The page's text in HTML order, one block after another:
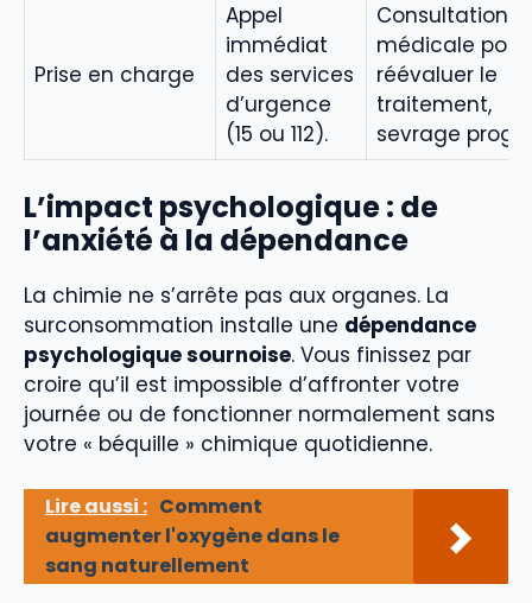
Prise en charge
Appel
immédiat
des services
d’urgence
(15 ou 112).
Consultation
médicale pour
réévaluer le
traitement,
sevrage
L’impact psychologique : de
l’anxiété à la dépendance
La chimie ne s’arrête pas aux organes. La
surconsommation installe une dépendance
psychologique sournoise. Vous finissez par
croire qu’il est impossible d’affronter votre
journée ou de fonctionner normalement sans
votre « béquille » chimique quotidienne.
Lire aussi : Comment
augmenter l'oxygène dans le
sang naturellement